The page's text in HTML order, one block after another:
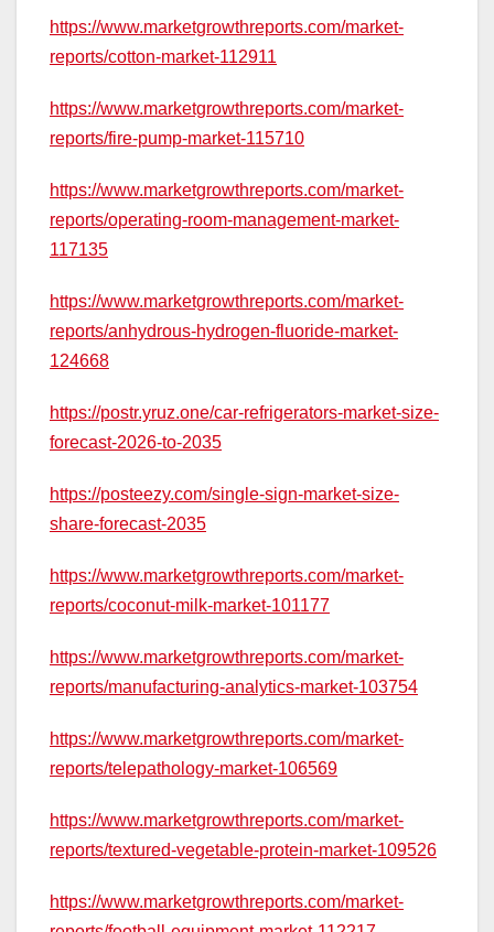
https://www.marketgrowthreports.com/market-
reports/cotton-market-112911
https://www.marketgrowthreports.com/market-
reports/fire-pump-market-115710
https://www.marketgrowthreports.com/market-
reports/operating-room-management-market-
117135
https://www.marketgrowthreports.com/market-
reports/anhydrous-hydrogen-fluoride-market-
124668
https://postr.yruz.one/car-refrigerators-market-size-
forecast-2026-to-2035
https://posteezy.com/single-sign-market-size-
share-forecast-2035
https://www.marketgrowthreports.com/market-
reports/coconut-milk-market-101177
https://www.marketgrowthreports.com/market-
reports/manufacturing-analytics-market-103754
https://www.marketgrowthreports.com/market-
reports/telepathology-market-106569
https://www.marketgrowthreports.com/market-
reports/textured-vegetable-protein-market-109526
https://www.marketgrowthreports.com/market-